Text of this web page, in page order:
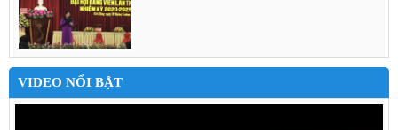
VIDEO NỔI BẬT